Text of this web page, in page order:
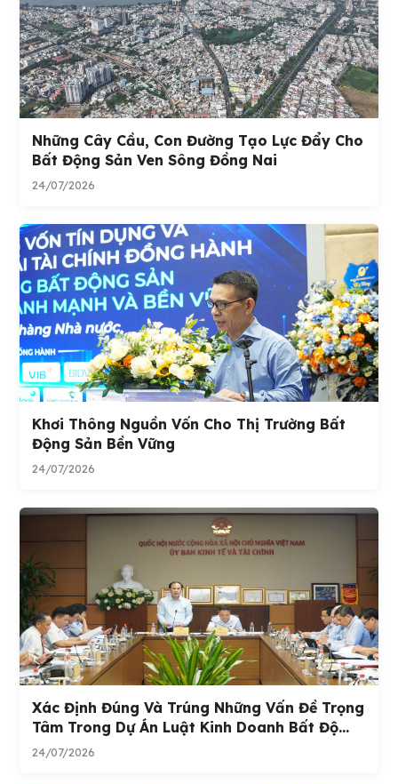
Những Cây Cầu, Con Đường Tạo Lực Đẩy Cho
Bất Động Sản Ven Sông Đồng Nai
24/07/2026
Khơi Thông Nguồn Vốn Cho Thị Trường Bất
Động Sản Bền Vững
24/07/2026
Xác Định Đúng Và Trúng Những Vấn Đề Trọng
Tâm Trong Dự Án Luật Kinh Doanh Bất Độ...
24/07/2026